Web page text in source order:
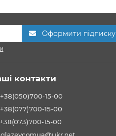
Оформити підписку
контакти
+38(050)700-15-00
+38(077)700-15-00
+38(073)700-15-00